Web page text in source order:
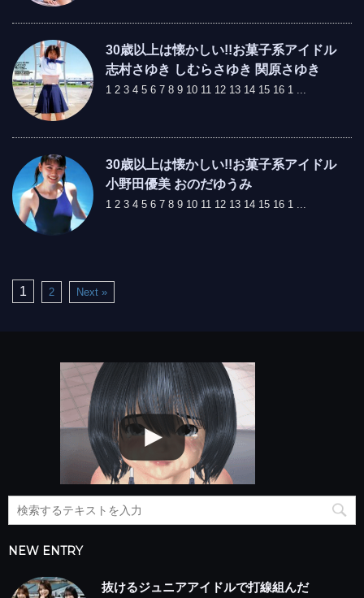
30歳以上は懐かしい!!お菓子系アイドル
志村さゆき しむらさゆき 関原さゆき
1 2 3 4 5 6 7 8 9 10 11 12 13 14 15 16 1 ...
30歳以上は懐かしい!!お菓子系アイドル
小野田優美 おのだゆうみ
1 2 3 4 5 6 7 8 9 10 11 12 13 14 15 16 1 ...
1 2 Next »
NEW ENTRY
抜けるジュニアアイドルで打線組んだ